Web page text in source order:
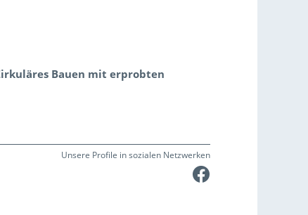
Bauen mit erprobten
Unsere Profile in sozialen Netzwerken